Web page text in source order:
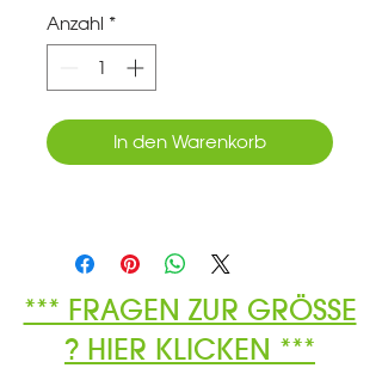
Anzahl *
In den Warenkorb
*** FRAGEN ZUR GRÖSSE
? HIER KLICKEN ***